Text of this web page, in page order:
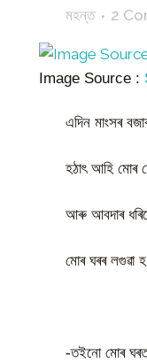
মহন্ত
2
Image Source :
এদিন মাংসৰ
হঠাৎ আহি মোৰ
আৰু আবদাৰ
মোৰ ঘৰৰ লগুৱা
-তইনো মোৰ